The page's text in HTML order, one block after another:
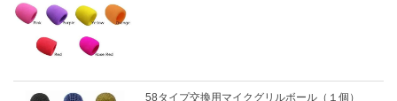
58タイプ交換用マイクグリルボール（１個）